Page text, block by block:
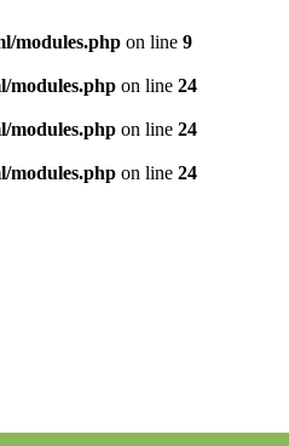
modules.php on line 9
modules.php on line 24
modules.php on line 24
modules.php on line 24